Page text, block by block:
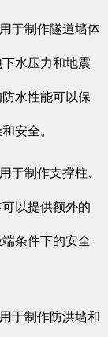
于制作隧道墙体
水压力和地震
水性能可以保
安全。
于制作支撑柱、
以提供额外的
条件下的安全
于制作防洪墙和